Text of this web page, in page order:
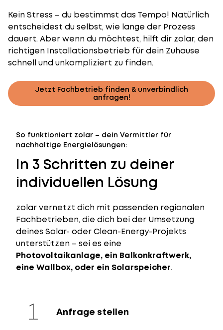
Kein Stress – du bestimmst das Tempo! Natürlich
entscheidest du selbst, wie lange der Prozess
dauert. Aber wenn du möchtest, hilft dir zolar, den
richtigen Installationsbetrieb für dein Zuhause
schnell und unkompliziert zu finden.
Jetzt Fachbetrieb finden & unverbindlich
anfragen!
So funktioniert zolar – dein Vermittler für
nachhaltige Energielösungen:
In 3 Schritten zu deiner
individuellen Lösung
zolar vernetzt dich mit passenden regionalen
Fachbetrieben, die dich bei der Umsetzung
deines Solar- oder Clean-Energy-Projekts
unterstützen – sei es eine
Photovoltaikanlage, ein Balkonkraftwerk,
eine Wallbox, oder ein Solarspeicher.
Anfrage stellen